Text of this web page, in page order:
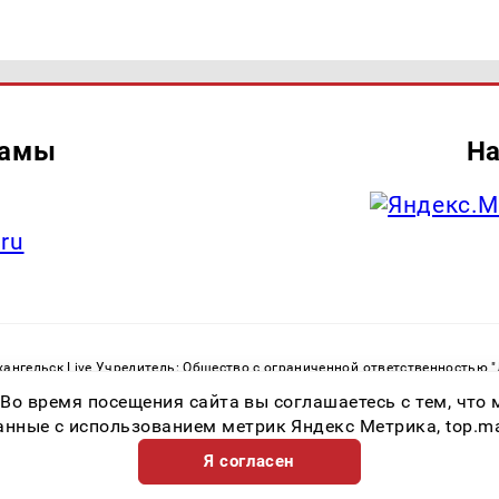
Live Учредитель: Общество с ограниченной
в сфере связи, информационных технологий и массовых
82533 от 21.01.2022
время посещения сайта вы соглашаетесь с тем,
с использованием метрик Яндекс Метрика,
Я согласен